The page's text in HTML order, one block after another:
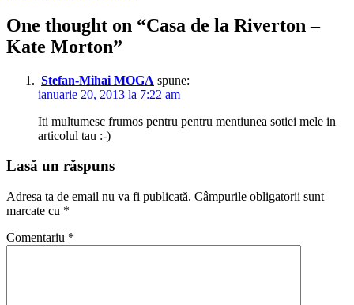
articole
One thought on “Casa de la Riverton –
Kate Morton”
Stefan-Mihai MOGA spune:
ianuarie 20, 2013 la 7:22 am
Iti multumesc frumos pentru pentru mentiunea sotiei mele in
articolul tau :-)
Lasă un răspuns
Adresa ta de email nu va fi publicată. Câmpurile obligatorii sunt
marcate cu *
Comentariu *